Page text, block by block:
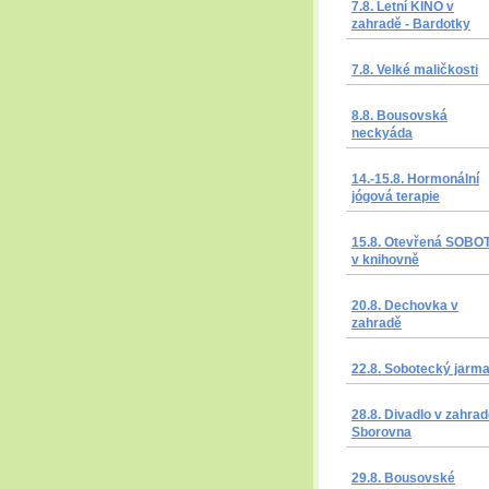
7.8. Letní KINO v
zahradě - Bardotky
7.8. Velké maličkosti
8.8. Bousovská
neckyáda
14.-15.8. Hormonální
jógová terapie
15.8. Otevřená
v knihovně
20.8. Dechovka v
zahradě
22.8. Sobotecký
28.8. Divadlo v
Sborovna
29.8. Bousovské